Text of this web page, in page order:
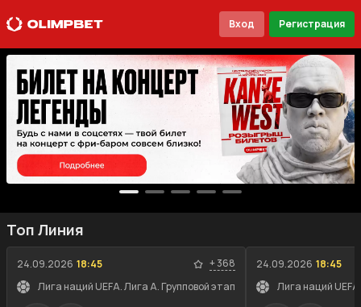
Вход Регистрация
Топ Линия
24.09.2026 18:45 +368
Лига наций UEFA. Лига A. Групповой этап
24.09.2026 18:45
Лига наций